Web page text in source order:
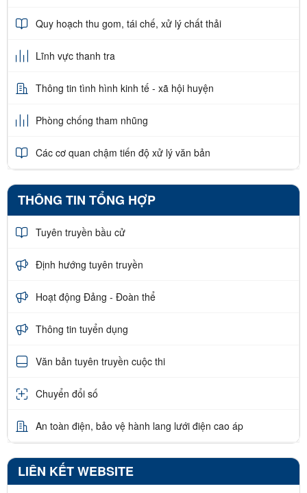
Quy hoạch thu gom, tái chế, xử lý chất thải
Lĩnh vực thanh tra
Thông tin tình hình kinh tế - xã hội huyện
Phòng chống tham nhũng
Các cơ quan chậm tiến độ xử lý văn bản
THÔNG TIN TỔNG HỢP
Tuyên truyền bầu cử
Định hướng tuyên truyền
Hoạt động Đảng - Đoàn thể
Thông tin tuyển dụng
Văn bản tuyên truyền cuộc thi
Chuyển đổi số
An toàn điện, bảo vệ hành lang lưới điện cao áp
LIÊN KẾT WEBSITE